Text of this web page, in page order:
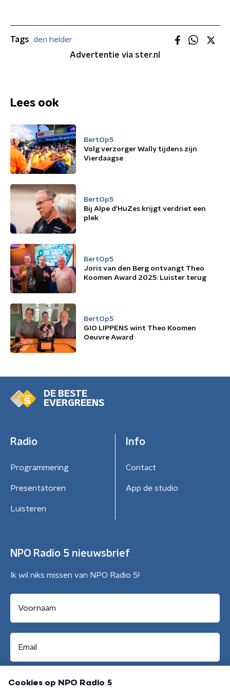
Tags den helder
Advertentie via ster.nl
Lees ook
BertOp5
Volg verzorger Wally tijdens zijn
Vierdaagse
BertOp5
Bij Alpe d'HuZes krijgt verdriet een
plek
BertOp5
Joris van den Berg ontvangt Theo
Koomen Award 2025: Luister terug
BertOp5
GIO LIPPENS wint Theo Koomen
Oeuvre Award
DE BESTE
EVERGREENS
Radio
Programmering
Presentatoren
Luisteren
Info
Contact
App de studio
NPO Radio 5 nieuwsbrief
Ik wil niks missen van NPO Radio 5!
Aanmelden